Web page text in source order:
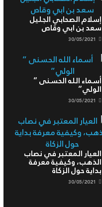
إسلام الصحابي الجليل
سعد بن ابي وقاص
30/05/2021
أسماء الله الحسنى ”
الولي”
30/05/2021
العيار المعتبر في نصاب
الذهب، وكيفية معرفة
بداية حول الزكاة
30/05/2021